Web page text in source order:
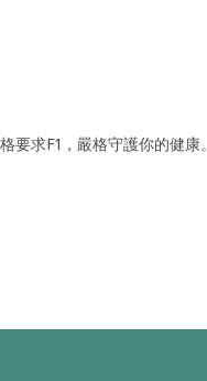
要求F1，嚴格守護你的健康。